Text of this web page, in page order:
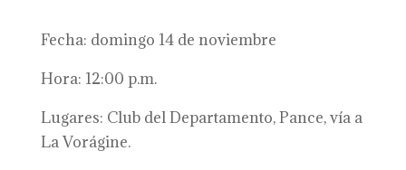
Fecha: domingo 14 de noviembre
Hora: 12:00 p.m.
Lugares: Club del Departamento, Pance, vía a
La Vorágine.